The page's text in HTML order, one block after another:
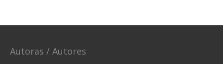
Autoras / Autores